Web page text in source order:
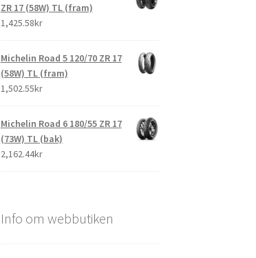
ZR 17 (58W) TL (fram)
1,425.58kr
Michelin Road 5 120/70 ZR 17
(58W) TL (fram)
1,502.55kr
Michelin Road 6 180/55 ZR 17
(73W) TL (bak)
2,162.44kr
Info om webbutiken